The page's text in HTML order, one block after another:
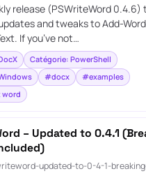
release (PSWriteWord 0.4.6)
and tweaks to Add-
If you’ve not…
Catégorie: PowerShell
#docx
#examples
– Updated to 0.4.1
updated-to-0-4-1-